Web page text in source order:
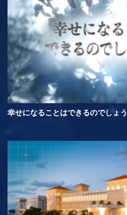
幸せになることはできるのでしょ